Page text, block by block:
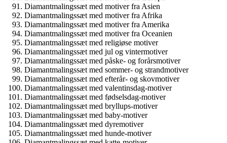
Diamantmalingssæt med motiver fra Asien
Diamantmalingssæt med motiver fra Afrika
Diamantmalingssæt med motiver fra Amerika
Diamantmalingssæt med motiver fra Oceanien
Diamantmalingssæt med religiøse motiver
Diamantmalingssæt med jul og vintermotiver
Diamantmalingssæt med påske- og forårsmotiver
Diamantmalingssæt med sommer- og strandmotiver
Diamantmalingssæt med efterår- og skovmotiver
Diamantmalingssæt med valentinsdag-motiver
Diamantmalingssæt med fødselsdag-motiver
Diamantmalingssæt med bryllups-motiver
Diamantmalingssæt med baby-motiver
Diamantmalingssæt med dyremotiver
Diamantmalingssæt med hunde-motiver